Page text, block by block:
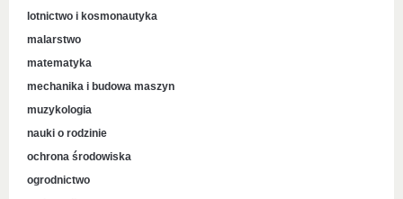
lotnictwo i kosmonautyka
malarstwo
matematyka
mechanika i budowa maszyn
muzykologia
nauki o rodzinie
ochrona środowiska
ogrodnictwo